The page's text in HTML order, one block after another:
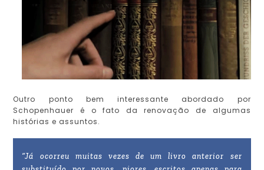
Outro ponto bem interessante abordado por
Schopenhauer é o fato da renovação de algumas
histórias e assuntos.
“Já ocorreu muitas vezes de um livro anterior ser